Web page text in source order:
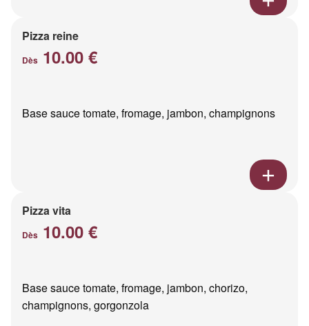
Pizza reine
Dès 10.00 €
Base sauce tomate, fromage, jambon, champignons
Pizza vita
Dès 10.00 €
Base sauce tomate, fromage, jambon, chorizo,
champignons, gorgonzola